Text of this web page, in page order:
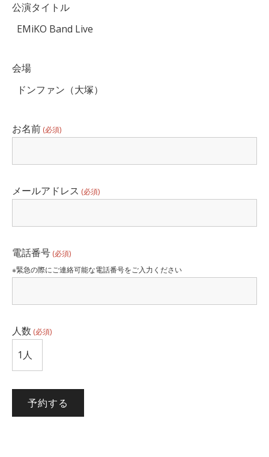
公演タイトル
会場
お名前 (必須)
メールアドレス (必須)
電話番号 (必須)
※緊急の際にご連絡可能な電話番号をご入力ください
人数 (必須)